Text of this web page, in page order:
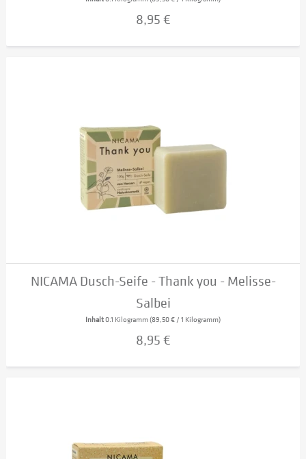
8,95 €
NICAMA Dusch-Seife - Thank you - Melisse-
Salbei
Inhalt0.1 Kilogramm(89,50 € / 1 Kilogramm)
8,95 €